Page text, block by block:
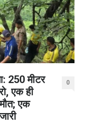
250 मीटर
एक ही
एक
0